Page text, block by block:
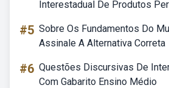
Interestadual De Produtos
#5 Sobre Os Fundamentos Do
Assinale A Alternativa Correta
#6 Questões Discursivas De
Com Gabarito Ensino Médio